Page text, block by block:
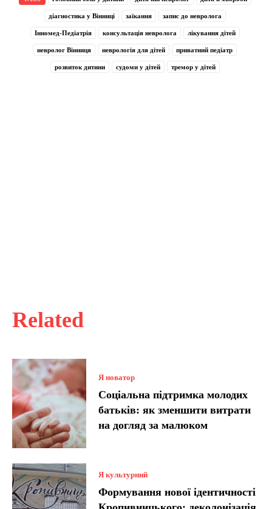
Related
Я новатор
Соціальна підтримка молодих
батьків: як зменшити витрати
на догляд за малюком
Я культурний
Формування нової ідентичності
діагностика у Вінниці заїкання запис до невролога
Інномед-Педіатрія консультація невролога лікування дітей
невролог Вінниця неврологія для дітей приватний педіатр
розвиток дитини судоми у дітей тремор у дітей